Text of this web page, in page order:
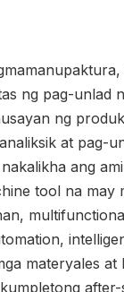
ng pag-unlad
ng
at pag-
ang
tool na may
materyales at